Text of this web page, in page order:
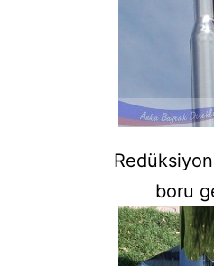
boru